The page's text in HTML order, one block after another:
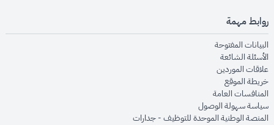
روابط مهمة
البيانات المفتوحةopens in new window
الأسئلة الشائعةopens in new window
علاقات الموردينopens in new window
خريطة الموقعopens in new window
المنافسات العامةopens in new window
سياسة سهولة الوصولopens in new window
المنصة الوطنية الموحدة للتوظيف - جداراتopens in new window